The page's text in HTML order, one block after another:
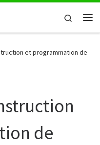
Search
et programmation de
de